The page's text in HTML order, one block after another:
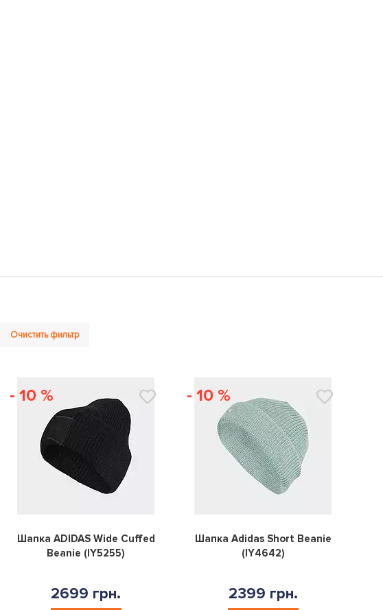
Очистить фильтр
- 10 %
0
Шапка ADIDAS Wide Cuffed
Beanie (IY5255)
2699 грн.
- 10 %
0
Шапка Adidas Short Beanie
(IY4642)
2399 грн.